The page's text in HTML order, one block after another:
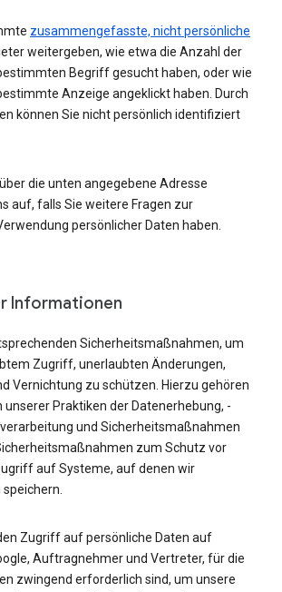
zusammengefasste, nicht persönliche
weitergeben, wie etwa die Anzahl der
Begriff gesucht haben, oder wie
Anzeige angeklickt haben. Durch
können Sie nicht persönlich identifiziert
die unten angegebene Adresse
auf, falls Sie weitere Fragen zur
persönlicher Daten haben.
Informationen
Sicherheitsmaßnahmen, um
Zugriff, unerlaubten Änderungen,
Vernichtung zu schützen. Hierzu gehören
Praktiken der Datenerhebung, -
und Sicherheitsmaßnahmen
zum Schutz vor
auf Systeme, auf denen wir
Zugriff auf persönliche Daten auf
Auftragnehmer und Vertreter, für die
zwingend erforderlich sind, um unsere